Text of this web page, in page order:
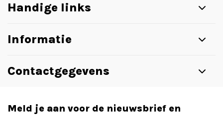
Handige links
Informatie
Contactgegevens
Meld je aan voor de nieuwsbrief en